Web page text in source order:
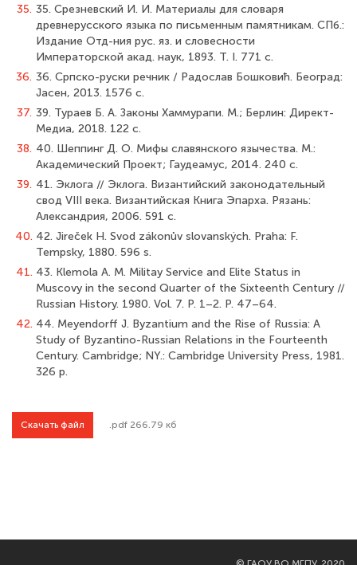
35. 35. Срезневский И. И. Материалы для словаря
древнерусского языка по письменным памятникам. СПб.:
Издание Отд-ния рус. яз. и словесности
Императорской акад. наук, 1893. Т. I. 771 с.
36. 36. Српско-руски речник / Радослав Бошковиħ. Београд:
Jaceн, 2013. 1576 с.
37. 39. Тураев Б. А. Законы Хаммурапи. М.; Берлин: Директ-
Медиа, 2018. 122 с.
38. 40. Шеппинг Д. О. Мифы славянского язычества. М.:
Академический Проект; Гаудеамус, 2014. 240 с.
39. 41. Эклога // Эклога. Византийский законодательный
свод VIII века. Византийская Книга Эпарха. Рязань:
Александрия, 2006. 591 с.
40. 42. Jireček H. Svod zákonův slovanských. Praha: F.
Tempsky, 1880. 596 s.
41. 43. Klemola A. M. Militay Service and Elite Status in
Muscovy in the second Quarter of the Sixteenth Century //
Russian History. 1980. Vol. 7. P. 1–2. P. 47–64.
42. 44. Meyendorff J. Byzantium and the Rise of Russia: A
Study of Byzantino-Russian Relations in the Fourteenth
Century. Cambridge; NY.: Cambridge University Press, 1981.
326 p.
Скачать файл .pdf 266.79 кб